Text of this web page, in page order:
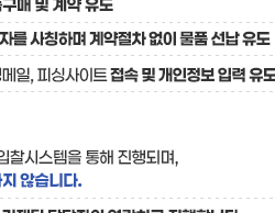
기술사업화플랫폼/기술이전